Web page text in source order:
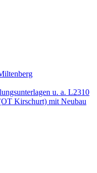
u. a. L2310
Kirschurt) mit Neubau